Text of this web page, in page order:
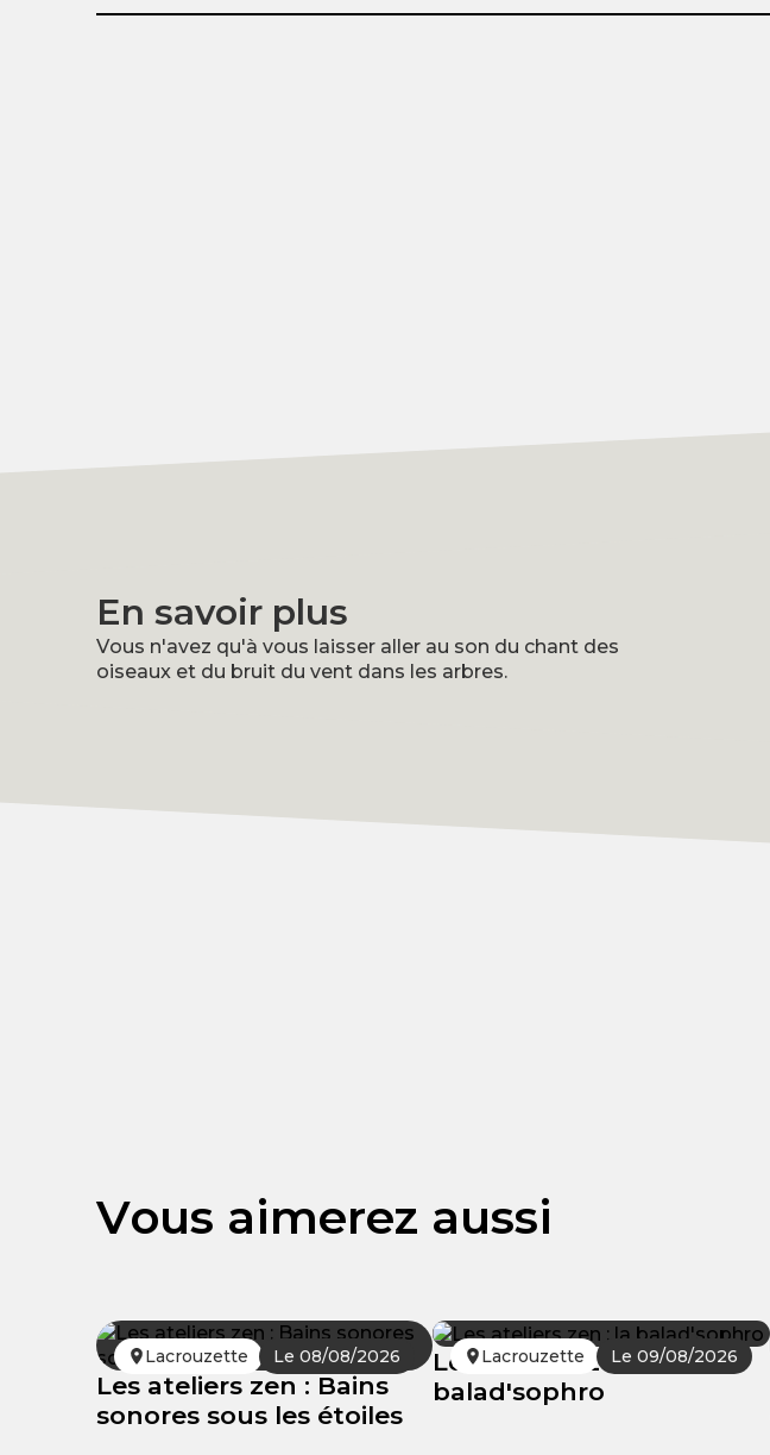
En savoir plus
Vous n'avez qu'à vous laisser aller au son du chant des
oiseaux et du bruit du vent dans les arbres.
Vous aimerez aussi
Les ateliers zen : Bains
sonores sous les étoiles
Lacrouzette Le 08/08/2026
Les ateliers zen : la
balad'sophro
Lacrouzette Le 09/08/2026